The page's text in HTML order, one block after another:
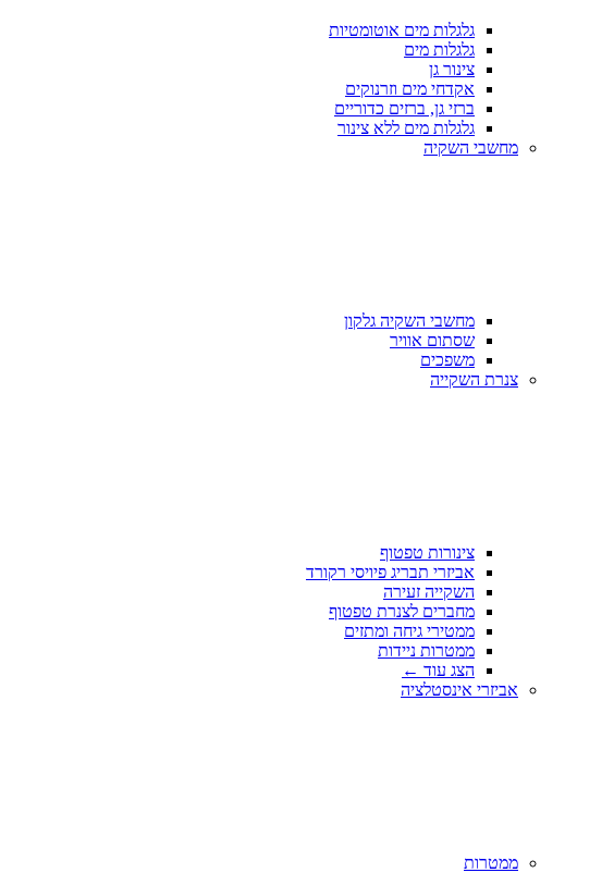
גלגלות מים אוטומטיות
גלגלות מים
צינור גן
אקדחי מים וזרנוקים
ברזי גן, ברזים כדוריים
גלגלות מים ללא צינור
מחשבי השקיה
מחשבי השקיה גלקון
שסתום אוויר
משפכים
צנרת השקייה
צינורות טפטוף
אביזרי תבריג פיויסי רקורד
השקייה זעירה
מחברים לצנרת טפטוף
ממטירי גיחה ומתזים
ממטרות ניידות
הצג עוד ←
אביזרי אינסטלציה
ממטרות